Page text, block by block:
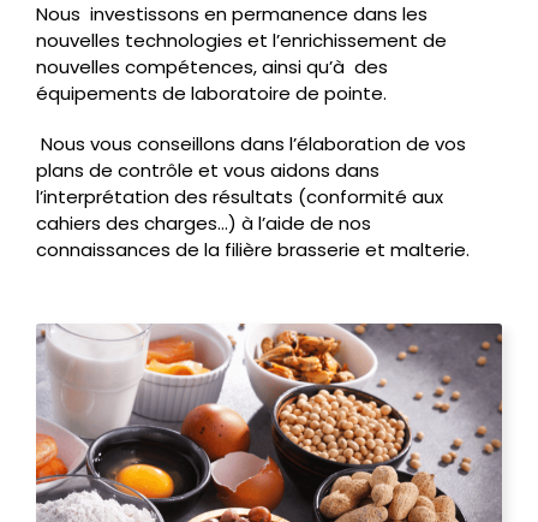
Nous investissons en permanence dans les
nouvelles technologies et l’enrichissement de
nouvelles compétences, ainsi qu’à des
équipements de laboratoire de pointe.
Nous vous conseillons dans l’élaboration de vos
plans de contrôle et vous aidons dans
l’interprétation des résultats (conformité aux
cahiers des charges…) à l’aide de nos
connaissances de la filière brasserie et malterie.